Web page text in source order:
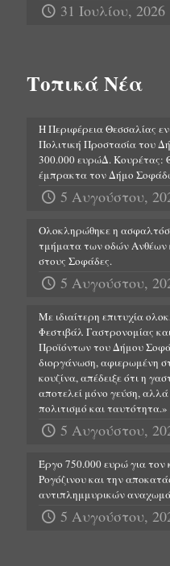
31 Ιουλίου, 2026
Τοπικά Νέα
Η Περιφέρεια Θεσσαλίας
Πολιτική Προστασία του
300.000 ευρώΔ. Κουρέτας:
έμπρακτα τον Δήμο
5 Αυγούστου,
Ολοκληρώθηκε η
τμήματα των οδών Ανθέων
στους Σοφάδες.
5 Αυγούστου,
Με ιδιαίτερη επιτυχία
Φεστιβάλ Γαστρονομίας
Προϊόντων του Δήμου
διοργάνωση, αφιερωμένη
κουζίνα, απέδειξε ότι η
αποτελεί μόνο γεύση,
πολιτισμό και ταυτότητα.»
5 Αυγούστου,
Έργο 750.000 ευρώ για τον
Ρογόζινου και την
αντιπλημμυρικών
5 Αυγούστου,